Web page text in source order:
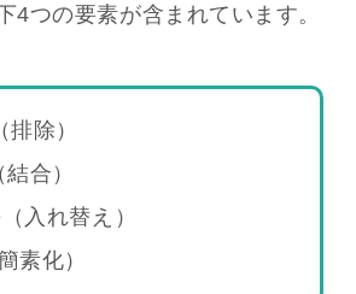
4つの要素が含まれています。
除）
合）
入れ替え）
素化）